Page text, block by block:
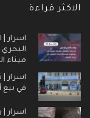
الاكثر قراءة
ميناء
اسرار
في بيع
اسرار